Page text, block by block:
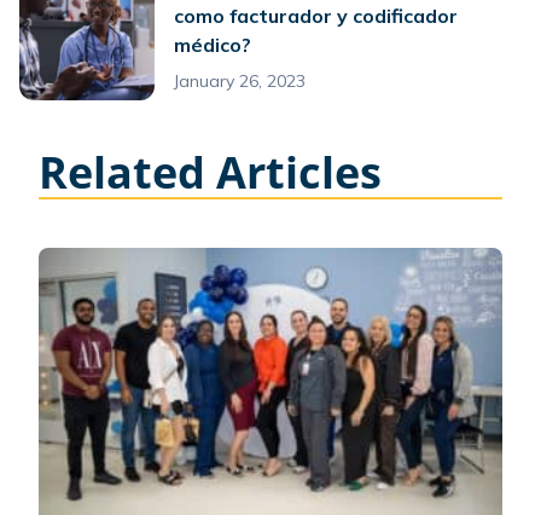
como facturador y codificador
médico?
January 26, 2023
Related Articles